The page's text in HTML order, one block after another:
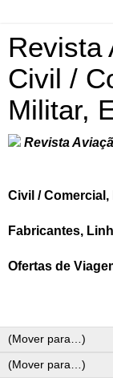
Revista
Civil /
Militar,
Revista
Civil / Comercial,
Fabricantes,
Ofertas de